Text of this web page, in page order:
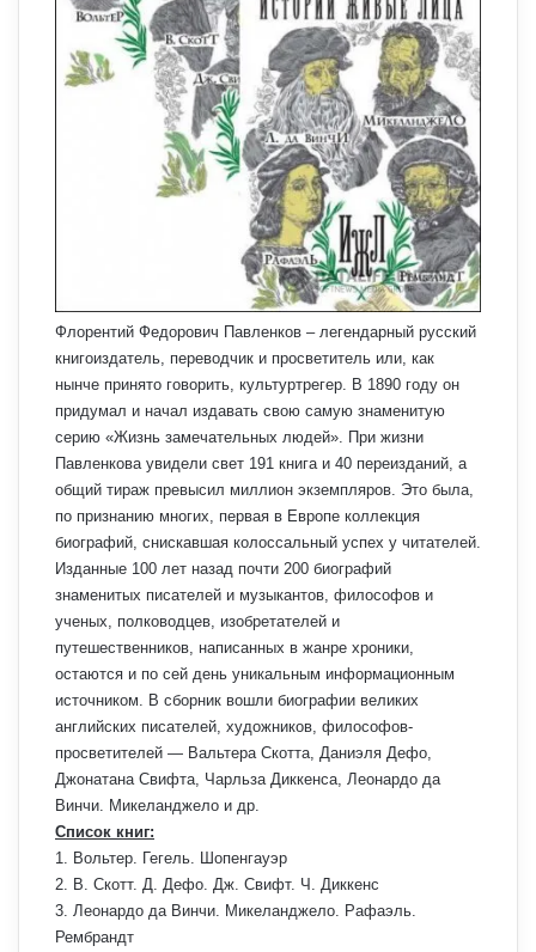
Флорентий Федорович Павленков – легендарный русский
книгоиздатель, переводчик и просветитель или, как
нынче принято говорить, культуртрегер. В 1890 году он
придумал и начал издавать свою самую знаменитую
серию «Жизнь замечательных людей». При жизни
Павленкова увидели свет 191 книга и 40 переизданий, а
общий тираж превысил миллион экземпляров. Это была,
по признанию многих, первая в Европе коллекция
биографий, снискавшая колоссальный успех у читателей.
Изданные 100 лет назад почти 200 биографий
знаменитых писателей и музыкантов, философов и
ученых, полководцев, изобретателей и
путешественников, написанных в жанре хроники,
остаются и по сей день уникальным информационным
источником. В сборник вошли биографии великих
английских писателей, художников, философов-
просветителей — Вальтера Скотта, Даниэля Дефо,
Джонатана Свифта, Чарльза Диккенса, Леонардо да
Винчи. Микеланджело и др.
Список книг:
1. Вольтер. Гегель. Шопенгауэр
2. В. Скотт. Д. Дефо. Дж. Свифт. Ч. Диккенс
3. Леонардо да Винчи. Микеланджело. Рафаэль.
Рембрандт